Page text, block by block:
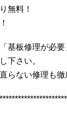
無料！
基板修理が必
下さい。
らない修理も徹